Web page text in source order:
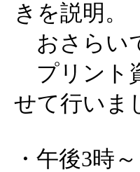
きを説明。
おさらい
プリント
せて行いま
・午後3時